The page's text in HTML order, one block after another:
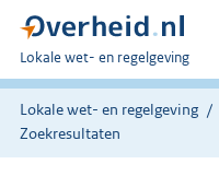
U
bent
hier:
Lokale wet- en regelgeving
Lokale wet- en regelgeving
Zoekresultaten